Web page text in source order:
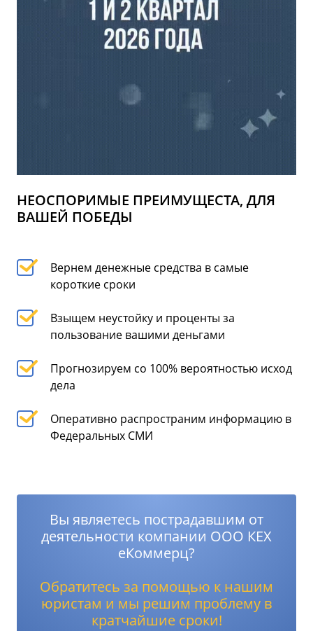
НЕОСПОРИМЫЕ ПРЕИМУЩЕСТА, ДЛЯ
ВАШЕЙ ПОБЕДЫ
Вернем денежные средства в самые
короткие сроки
Взыщем неустойку и проценты за
пользование вашими деньгами
Прогнозируем со 100% вероятностью исход
дела
Оперативно распространим информацию в
Федеральных СМИ
Вы являетесь пострадавшим от
деятельности компании ООО КЕХ
еКоммерц?
Обратитесь за помощью к нашим
юристам и мы решим проблему в
кратчайшие сроки!